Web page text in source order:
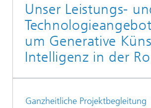
Unser Leistungs-
um Generative
Intelligenz in der
Ganzheitliche Projektbegleitung